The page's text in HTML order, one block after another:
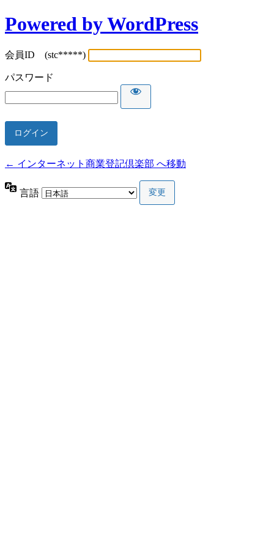
Powered by WordPress
会員ID (stc*****)
パスワード
← インターネット商業登記倶楽部 へ移動
言語